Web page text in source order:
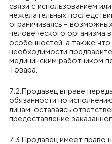
связи с использованием
нежелательных
ограничиваясь –
человеческого организма
особенностей, а также
необходимости
медицинским работником
Товара.
7.2.Продавец вправе
обязанности по
лицам, оставаясь
предоставление
7.3.Продавец имеет право